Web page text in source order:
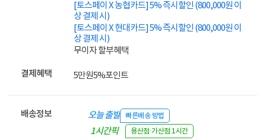
[토스페이 X 농협카드] 5% 즉시할인 (800,000원 이
상 결제 시)
[토스페이 X 현대카드] 5% 즉시할인 (800,000원 이
상 결제 시)
무이자 할부혜택
결제혜택 5만원5%포인트
배송정보 오늘 출발 빠른배송 방법
1시간픽
용산점·가산점 1시간